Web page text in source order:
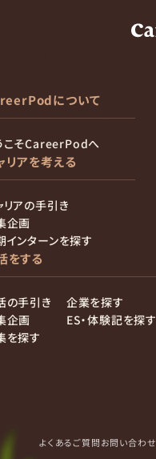
について
こそCareerPodへ
リアを考える
リアの手引き
企画
インターンを探す
をする
の手引き
企画
を探す
企業を探す
ES・体験記を探す
よくあるご質問お問い合わせ